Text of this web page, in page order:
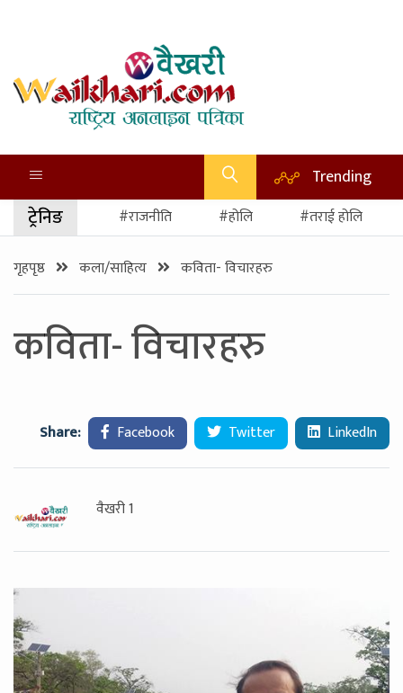
Trending
ट्रेनिङ #राजनीति #होलि #तराई होलि
गृहपृष्ठ कला/साहित्य कविता- विचारहरु
कविता- विचारहरु
Share: Facebook Twitter LinkedIn
वैखरी 1